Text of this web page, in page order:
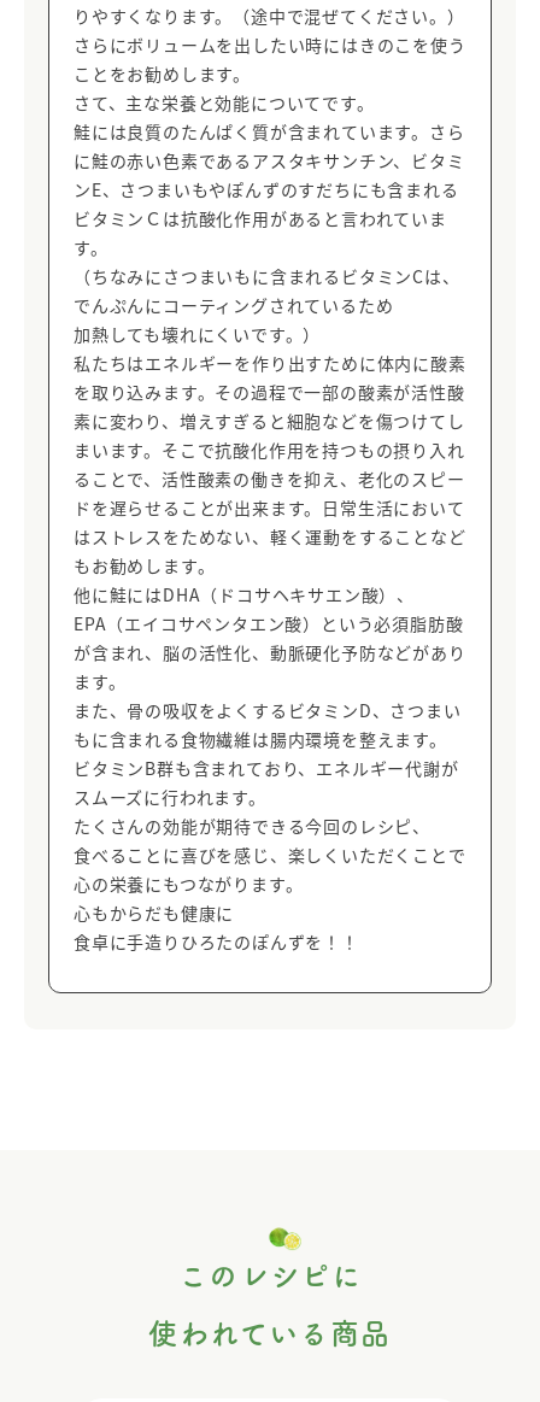
りやすくなります。（途中で混ぜてください。）
さらにボリュームを出したい時にはきのこを使う
ことをお勧めします。
さて、主な栄養と効能についてです。
鮭には良質のたんぱく質が含まれています。さら
に鮭の赤い色素であるアスタキサンチン、ビタミ
ンE、さつまいもやぽんずのすだちにも含まれる
ビタミンＣは抗酸化作用があると言われていま
す。
（ちなみにさつまいもに含まれるビタミンCは、
でんぷんにコーティングされているため
加熱しても壊れにくいです。）
私たちはエネルギーを作り出すために体内に酸素
を取り込みます。その過程で一部の酸素が活性酸
素に変わり、増えすぎると細胞などを傷つけてし
まいます。そこで抗酸化作用を持つもの摂り入れ
ることで、活性酸素の働きを抑え、老化のスピー
ドを遅らせることが出来ます。日常生活において
はストレスをためない、軽く運動をすることなど
もお勧めします。
他に鮭にはDHA（ドコサヘキサエン酸）、
EPA（エイコサペンタエン酸）という必須脂肪酸
が含まれ、脳の活性化、動脈硬化予防などがあり
ます。
また、骨の吸収をよくするビタミンD、さつまい
もに含まれる食物繊維は腸内環境を整えます。
ビタミンB群も含まれており、エネルギー代謝が
スムーズに行われます。
たくさんの効能が期待できる今回のレシピ、
食べることに喜びを感じ、楽しくいただくことで
心の栄養にもつながります。
心もからだも健康に
食卓に手造りひろたのぽんずを！！
このレシピに
使われている商品